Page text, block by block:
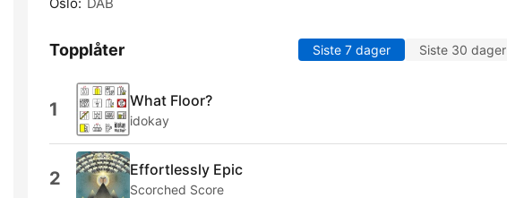
Oslo: DAB
Topplåter Siste 7 dager Siste 30 dager
1 What Floor?
idokay
2 Effortlessly Epic
Scorched Score